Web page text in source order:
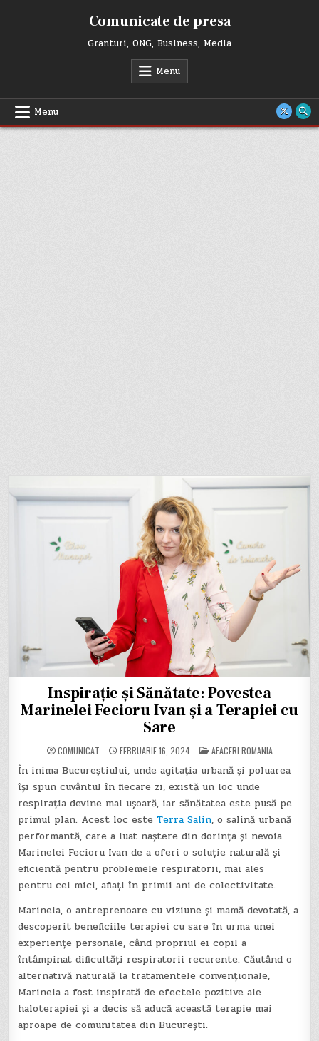
Comunicate de presa
Granturi, ONG, Business, Media
Menu
Menu
Inspirație și Sănătate: Povestea
Marinelei Fecioru Ivan și a Terapiei cu
Sare
COMUNICAT FEBRUARIE 16, 2024 POSTED
IN
AFACERI ROMANIA
În inima Bucureștiului, unde agitația urbană și poluarea
își spun cuvântul în fiecare zi, există un loc unde
respirația devine mai ușoară, iar sănătatea este pusă pe
primul plan. Acest loc este Terra Salin, o salină urbană
performantă, care a luat naștere din dorința și nevoia
Marinelei Fecioru Ivan de a oferi o soluție naturală și
eficientă pentru problemele respiratorii, mai ales
pentru cei mici, aflați în primii ani de colectivitate.
Marinela, o antreprenoare cu viziune și mamă devotată, a
descoperit beneficiile terapiei cu sare în urma unei
experiențe personale, când propriul ei copil a
întâmpinat dificultăți respiratorii recurente. Căutând o
alternativă naturală la tratamentele convenționale,
Marinela a fost inspirată de efectele pozitive ale
haloterapiei și a decis să aducă această terapie mai
aproape de comunitatea din București.